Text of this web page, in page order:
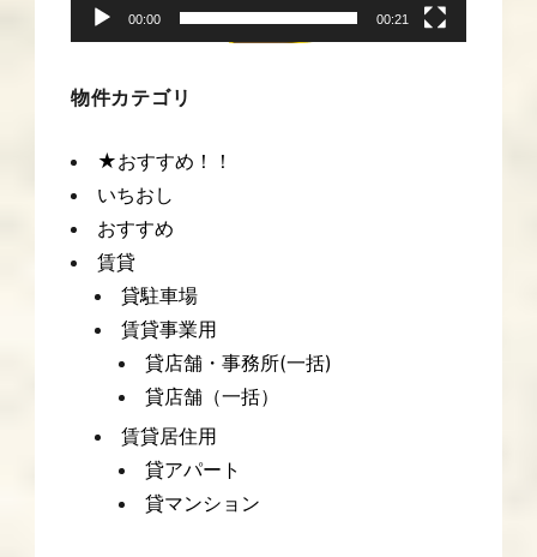
ヤ
ー
00:00 00:21
物件カテゴリ
★おすすめ！！
いちおし
おすすめ
賃貸
貸駐車場
賃貸事業用
貸店舗・事務所(一括)
貸店舗（一括）
賃貸居住用
貸アパート
貸マンション